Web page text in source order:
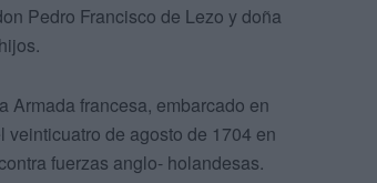
Pedro Francisco de Lezo y doña
Armada francesa, embarcado en
de agosto de 1704 en
fuerzas anglo- holandesas.